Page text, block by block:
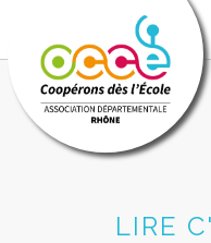
GESTION DESLIRE